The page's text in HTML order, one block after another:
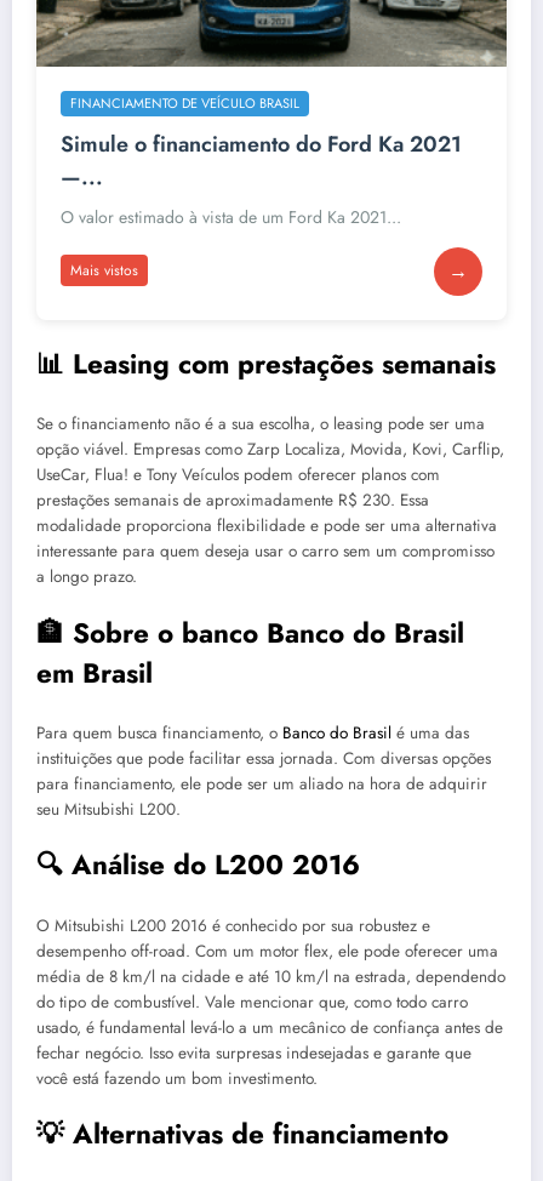
FINANCIAMENTO DE VEÍCULO BRASIL
Simule o financiamento do Ford Ka 2021
—...
O valor estimado à vista de um Ford Ka 2021...
Mais vistos →
📊 Leasing com prestações semanais
Se o financiamento não é a sua escolha, o leasing pode ser uma
opção viável. Empresas como Zarp Localiza, Movida, Kovi, Carflip,
UseCar, Flua! e Tony Veículos podem oferecer planos com
prestações semanais de aproximadamente R$ 230. Essa
modalidade proporciona flexibilidade e pode ser uma alternativa
interessante para quem deseja usar o carro sem um compromisso
a longo prazo.
🏦 Sobre o banco Banco do Brasil
em Brasil
Para quem busca financiamento, o Banco do Brasil é uma das
instituições que pode facilitar essa jornada. Com diversas opções
para financiamento, ele pode ser um aliado na hora de adquirir
seu Mitsubishi L200.
🔍 Análise do L200 2016
O Mitsubishi L200 2016 é conhecido por sua robustez e
desempenho off-road. Com um motor flex, ele pode oferecer uma
média de 8 km/l na cidade e até 10 km/l na estrada, dependendo
do tipo de combustível. Vale mencionar que, como todo carro
usado, é fundamental levá-lo a um mecânico de confiança antes de
fechar negócio. Isso evita surpresas indesejadas e garante que
você está fazendo um bom investimento.
💡 Alternativas de financiamento